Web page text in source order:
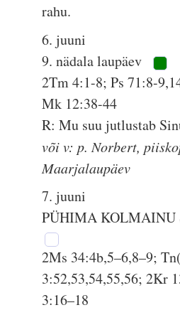
rahu.
6. juuni
9. nädala laupäev
2Tm 4:1-8; Ps 71:8-
Mk 12:38-44
R: Mu suu jutlustab
või v: p. Norbert,
Maarjalaupäev
7. juuni
PÜHIMA KOLMAINU
2Ms 34:4b,5–6,8–9;
3:52,53,54,55,56; 2Kr
3:16–18